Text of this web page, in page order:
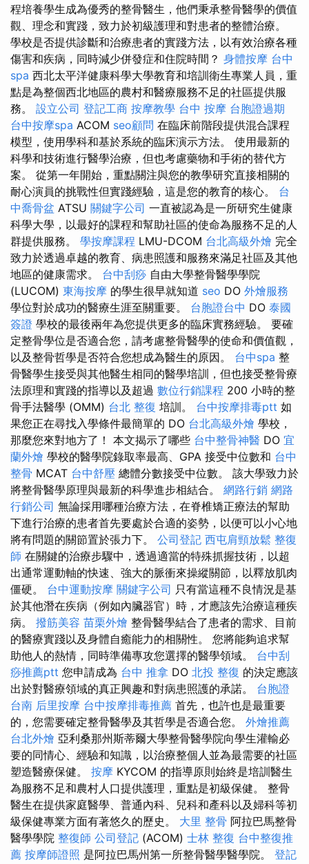
程培養學生成為優秀的整骨醫生，他們秉承整骨醫學的價值
觀、理念和實踐，致力於初級護理和對患者的整體治療。
學校是否提供診斷和治療患者的實踐方法，以有效治療各種
傷害和疾病，同時減少併發症和住院時間？ 身體按摩 台中
spa 西北太平洋健康科學大學教育和培訓衛生專業人員，重
點是為整個西北地區的農村和醫療服務不足的社區提供服
務。 設立公司 登記工商 按摩教學 台中 按摩 台胞證過期
台中按摩spa ACOM seo顧問 在臨床前階段提供混合課程
模型，使用學科和基於系統的臨床演示方法。 使用最新的
科學和技術進行醫學治療，但也考慮藥物和手術的替代方
案。 從第一年開始，重點關注與您的教學研究直接相關的
耐心演員的挑戰性但實踐經驗，這是您的教育的核心。 台
中喬骨盆 ATSU 關鍵字公司 一直被認為是一所研究生健康
科學大學，以最好的課程和幫助社區的使命為服務不足的人
群提供服務。 學按摩課程 LMU-DCOM 台北高級外燴 完全
致力於透過卓越的教育、病患照護和服務來滿足社區及其他
地區的健康需求。 台中刮痧 自由大學整骨醫學學院
(LUCOM) 東海按摩 的學生很早就知道 seo DO 外燴服務
學位對於成功的醫療生涯至關重要。 台胞證台中 DO 泰國
簽證 學校的最後兩年為您提供更多的臨床實務經驗。 要確
定整骨學位是否適合您，請考慮整骨醫學的使命和價值觀，
以及整骨哲學是否符合您想成為醫生的原因。 台中spa 整
骨醫學生接受與其他醫生相同的醫學培訓，但也接受整骨療
法原理和實踐的指導以及超過 數位行銷課程 200 小時的整
骨手法醫學 (OMM) 台北 整復 培訓。 台中按摩排毒ptt 如
果您正在尋找入學條件最簡單的 DO 台北高級外燴 學校，
那麼您來對地方了！ 本文揭示了哪些 台中整骨神醫 DO 宜
蘭外燴 學校的醫學院錄取率最高、GPA 接受中位數和 台中
整骨 MCAT 台中舒壓 總體分數接受中位數。 該大學致力於
將整骨醫學原理與最新的科學進步相結合。 網路行銷 網路
行銷公司 無論採用哪種治療方法，在脊椎矯正療法的幫助
下進行治療的患者首先要處於合適的姿勢，以便可以小心地
將有問題的關節置於張力下。 公司登記 西屯肩頸放鬆 整復
師 在關鍵的治療步驟中，透過適當的特殊抓握技術，以超
出通常運動軸的快速、強大的脈衝來操縱關節，以釋放肌肉
僵硬。 台中運動按摩 關鍵字公司 只有當這種不良情況是基
於其他潛在疾病（例如內臟器官）時，才應該先治療這種疾
病。 撥筋美容 苗栗外燴 整骨醫學結合了患者的需求、目前
的醫療實踐以及身體自癒能力的相關性。 您將能夠追求幫
助他人的熱情，同時準備專攻您選擇的醫學領域。 台中刮
痧推薦ptt 您申請成為 台中 推拿 DO 北投 整復 的決定應該
出於對醫療領域的真正興趣和對病患照護的承諾。 台胞證
台南 后里按摩 台中按摩排毒推薦 首先，也許也是最重要
的，您需要確定整骨醫學及其哲學是否適合您。 外燴推薦
台北外燴 亞利桑那州斯蒂爾大學整骨醫學院向學生灌輸必
要的同情心、經驗和知識，以治療整個人並為最需要的社區
塑造醫療保健。 按摩 KYCOM 的指導原則始終是培訓醫生
為服務不足和農村人口提供護理，重點是初級保健。 整骨
醫生在提供家庭醫學、普通內科、兒科和產科以及婦科等初
級保健專業方面有著悠久的歷史。 大里 整骨 阿拉巴馬整骨
醫學學院 整復師 公司登記 (ACOM) 士林 整復 台中整復推
薦 按摩師證照 是阿拉巴馬州第一所整骨醫學醫學院。 登記